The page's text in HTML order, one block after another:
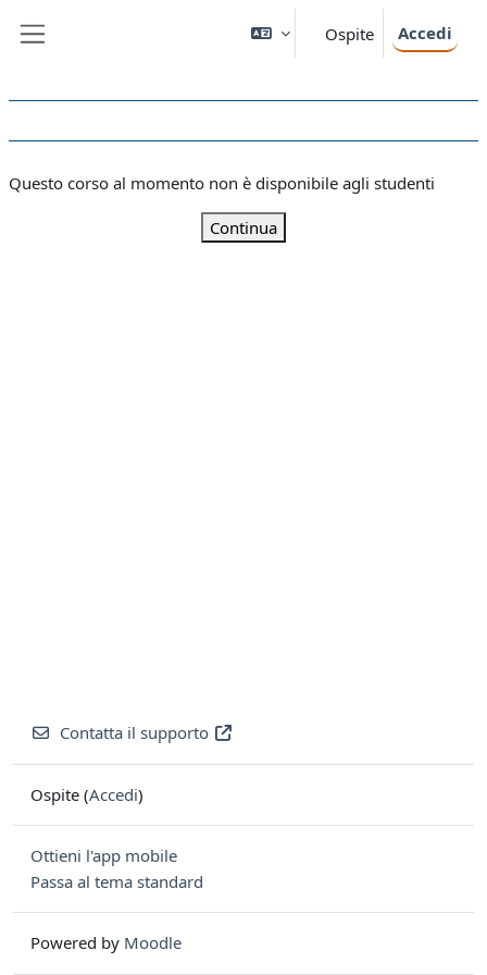
Ospite Accedi
Questo corso al momento non è disponibile agli studenti
Continua
Contatta il supporto
Ospite (Accedi)
Ottieni l'app mobile
Passa al tema standard
Powered by Moodle